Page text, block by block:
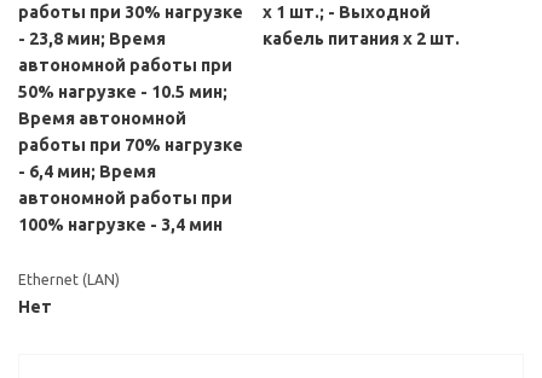
работы при 30% нагрузке
- 23,8 мин; Время
автономной работы при
50% нагрузке - 10.5 мин;
Время автономной
работы при 70% нагрузке
- 6,4 мин; Время
автономной работы при
100% нагрузке - 3,4 мин
х 1 шт.; - Выходной
кабель питания х 2 шт.
Ethernet (LAN)
Нет